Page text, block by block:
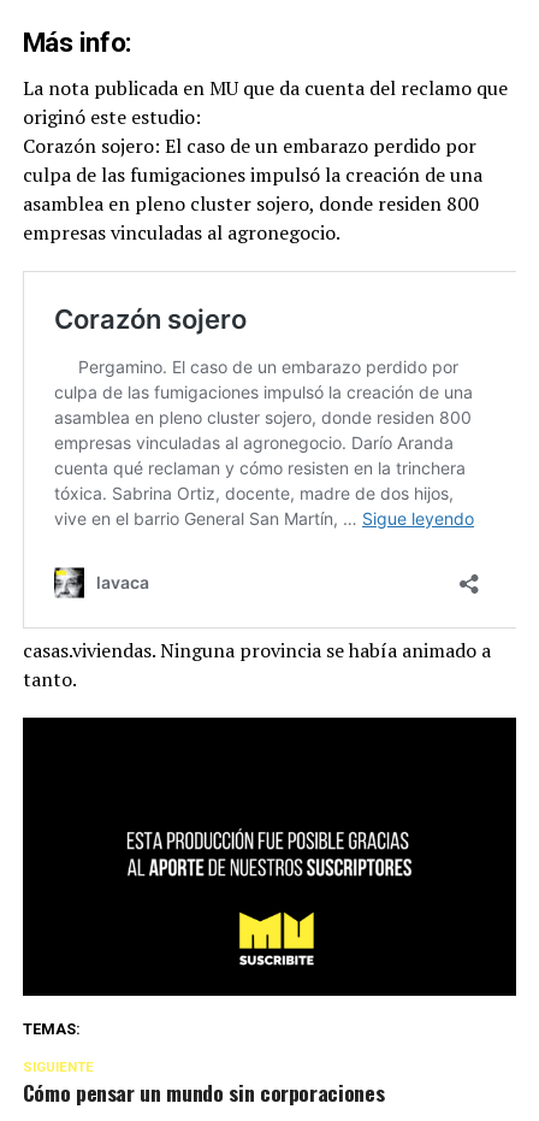
Más info:
La nota publicada en MU que da cuenta del reclamo que
originó este estudio:
Corazón sojero: El caso de un embarazo perdido por
culpa de las fumigaciones impulsó la creación de una
asamblea en pleno cluster sojero, donde residen 800
empresas vinculadas al agronegocio.
casas.viviendas. Ninguna provincia se había animado a
tanto.
TEMAS:
SIGUIENTE
Cómo pensar un mundo sin corporaciones